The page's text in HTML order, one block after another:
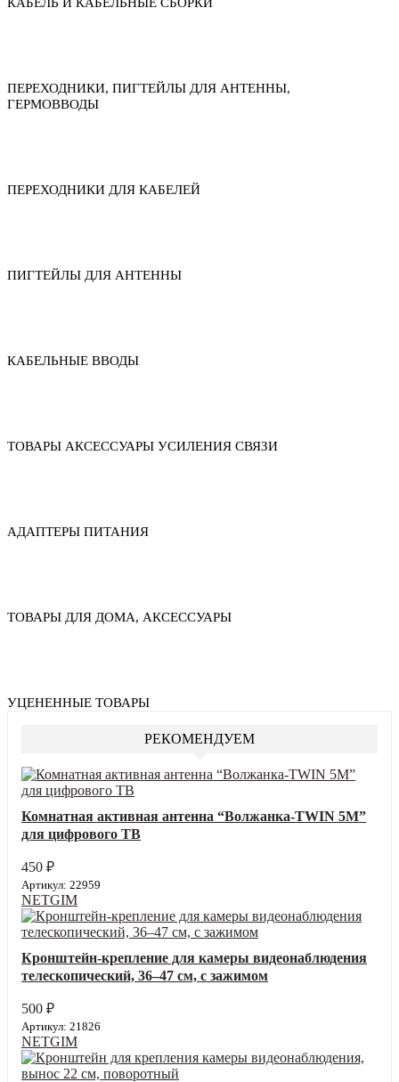
ПЕРЕХОДНИКИ, ПИГТЕЙЛЫ ДЛЯ АНТЕННЫ,
ГЕРМОВВОДЫ
ПЕРЕХОДНИКИ ДЛЯ КАБЕЛЕЙ
ПИГТЕЙЛЫ ДЛЯ АНТЕННЫ
КАБЕЛЬНЫЕ ВВОДЫ
ТОВАРЫ АКСЕССУАРЫ УСИЛЕНИЯ СВЯЗИ
АДАПТЕРЫ ПИТАНИЯ
ТОВАРЫ ДЛЯ ДОМА, АКСЕССУАРЫ
УЦЕНЕННЫЕ ТОВАРЫ
РЕКОМЕНДУЕМ
Комнатная активная антенна “Волжанка-TWIN 5М”
для цифрового ТВ
450 ₽
Артикул: 22959
NETGIM
Кронштейн‑крепление для камеры видеонаблюдения
телескопический, 36–47 см, с зажимом
500 ₽
Артикул: 21826
NETGIM